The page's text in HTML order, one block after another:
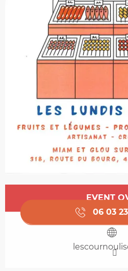
Opening hours &EVENT
06 03 23